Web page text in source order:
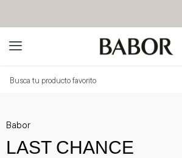
TIENDA OFICIAL
Babor
LAST CHANCE